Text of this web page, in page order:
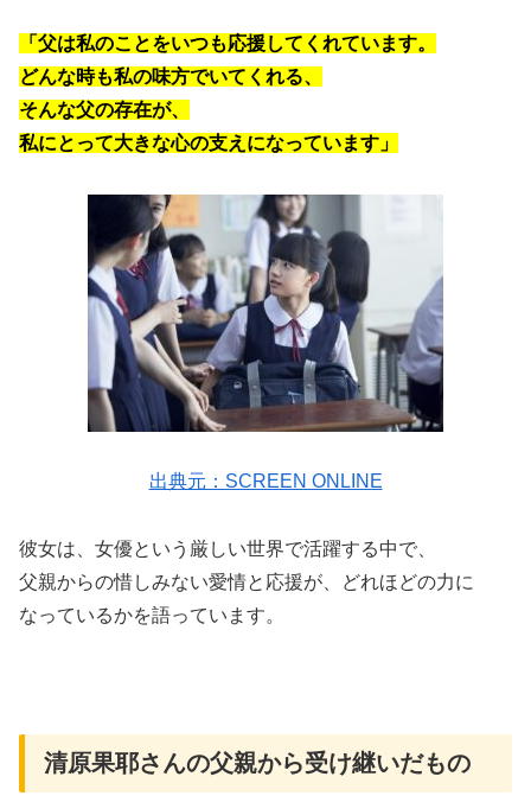
「父は私のことをいつも応援してくれています。
どんな時も私の味方でいてくれる、
そんな父の存在が、
私にとって大きな心の支えになっています」
出典元：SCREEN ONLINE
彼女は、女優という厳しい世界で活躍する中で、
父親からの惜しみない愛情と応援が、どれほどの力に
なっているかを語っています。
清原果耶さんの父親から受け継いだもの